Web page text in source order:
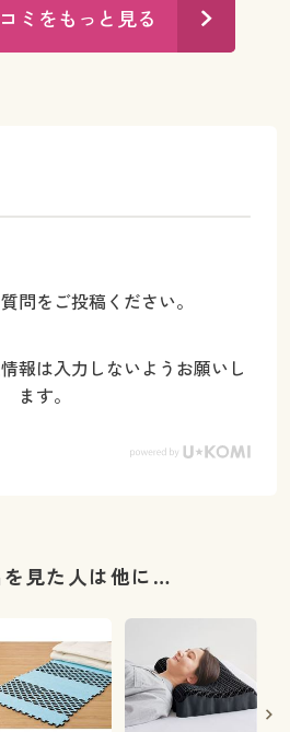
ミをもっと見る
問をご投稿ください。
報は入力しないようお願いし
ます。
を見た人は他に…